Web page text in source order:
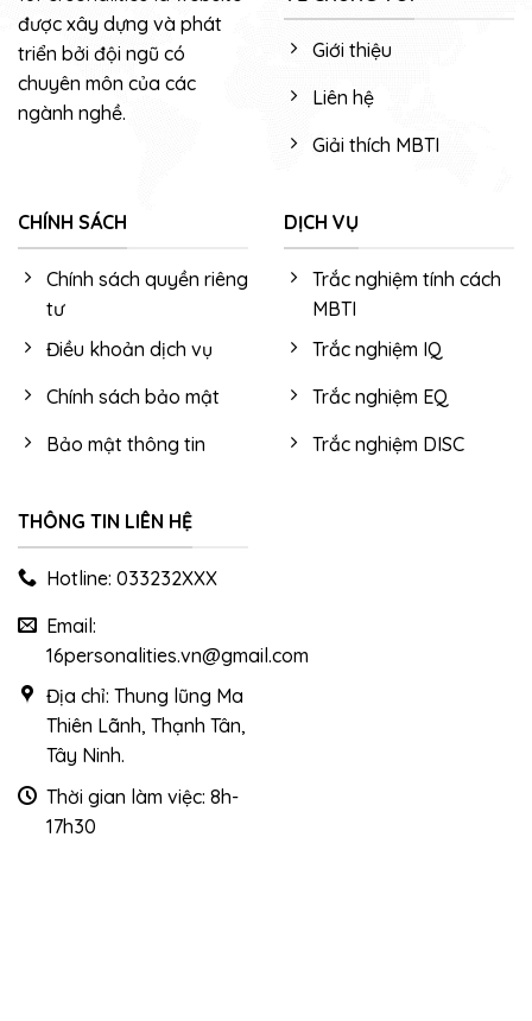
được xây dựng và phát
triển bởi đội ngũ có
chuyên môn của các
ngành nghề.
Giới thiệu
Liên hệ
Giải thích MBTI
CHÍNH SÁCH
Chính sách quyền riêng
tư
Điều khoản dịch vụ
Chính sách bảo mật
Bảo mật thông tin
DỊCH VỤ
Trắc nghiệm tính cách
MBTI
Trắc nghiệm IQ
Trắc nghiệm EQ
Trắc nghiệm DISC
THÔNG TIN LIÊN HỆ
Hotline: 033232XXX
Email:
16personalities.vn@gmail.com
Địa chỉ: Thung lũng Ma
Thiên Lãnh, Thạnh Tân,
Tây Ninh.
Thời gian làm việc: 8h-
17h30